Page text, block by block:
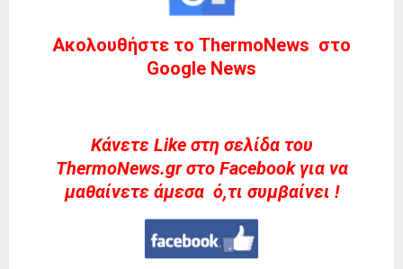
Ακολουθήστε το ThermoNews στο
Google News
Kάνετε Like στη σελίδα του
ThermoNews.gr στο Facebook για να
μαθαίνετε άμεσα ό,τι συμβαίνει !